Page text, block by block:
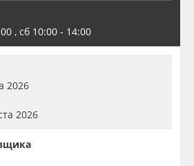
, сб 10:00 - 14:00
2026
2026